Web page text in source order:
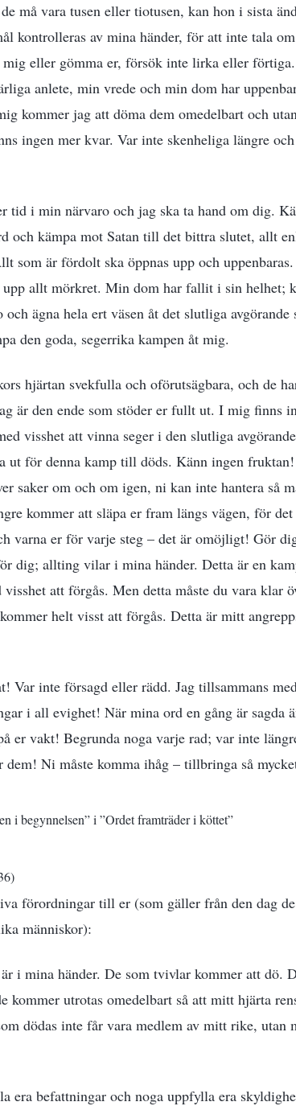
må vara tusen eller tiotusen, kan hon i sista
kontrolleras av mina händer, för att inte tala
mig eller gömma er, försök inte lirka eller
anlete, min vrede och min dom har
kommer jag att döma dem omedelbart och
ingen mer kvar. Var inte skenheliga längre
i min närvaro och jag ska ta hand om dig.
och kämpa mot Satan till det bittra slutet, allt
som är fördolt ska öppnas upp och
upp allt mörkret. Min dom har fallit i sin helhet;
ägna hela ert väsen åt det slutliga
den goda, segerrika kampen åt mig.
hjärtan svekfulla och oförutsägbara, och de
är den ende som stöder er fullt ut. I mig finns
visshet att vinna seger i den slutliga
ut för denna kamp till döds. Känn ingen
saker om och om igen, ni kan inte hantera så
kommer att släpa er fram längs vägen, för det
varna er för varje steg – det är omöjligt! Gör
dig; allting vilar i mina händer. Detta är en
att förgås. Men detta måste du vara klar
helt visst att förgås. Detta är mitt
inte försagd eller rädd. Jag tillsammans
i all evighet! När mina ord en gång är sagda
er vakt! Begrunda noga varje rad; var inte
dem! Ni måste komma ihåg – tillbringa så
i begynnelsen” i ”Ordet framträder i köttet”
förordningar till er (som gäller från den dag
människor):
i mina händer. De som tvivlar kommer att dö.
kommer utrotas omedelbart så att mitt hjärta
dödas inte får vara medlem av mitt rike, utan
era befattningar och noga uppfylla era